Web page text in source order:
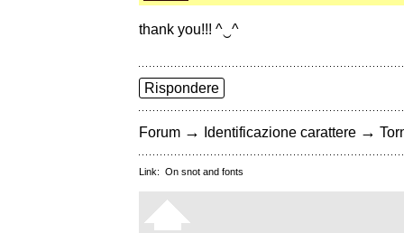
thank you!!! ^‿^
Rispondere
Forum → Identificazione carattere →
Link: On snot and fonts